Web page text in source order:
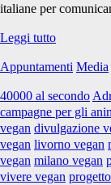
italiane per
Leggi tutto
manifesto
Appuntamenti Media
40000 al secondo
campagne per gli
vegan divulgazione
vegan livorno vegan
vegan milano vegan
vivere vegan